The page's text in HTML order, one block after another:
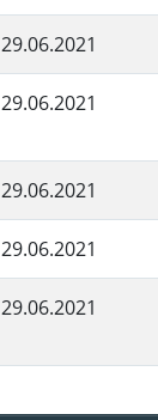
29.06.2021
29.06.2021
29.06.2021
29.06.2021
29.06.2021